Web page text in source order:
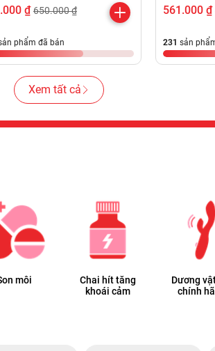
₫ 650.000 ₫
phẩm đã bán
561.000 ₫
231 sản
Xem tất cả
môi
Chai hít tăng
khoái cảm
Dương
chính